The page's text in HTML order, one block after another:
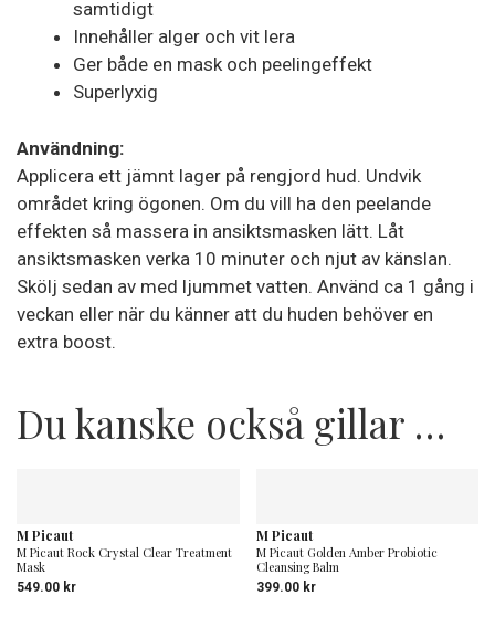
samtidigt
Innehåller alger och vit lera
Ger både en mask och peelingeffekt
Superlyxig
Användning:
Applicera ett jämnt lager på rengjord hud. Undvik
området kring ögonen. Om du vill ha den peelande
effekten så massera in ansiktsmasken lätt. Låt
ansiktsmasken verka 10 minuter och njut av känslan.
Skölj sedan av med ljummet vatten. Använd ca 1 gång i
veckan eller när du känner att du huden behöver en
extra boost.
Du kanske också gillar …
M Picaut
M Picaut Rock Crystal Clear Treatment
Mask
549.00 kr
M Picaut
M Picaut Golden Amber Probiotic
Cleansing Balm
399.00 kr